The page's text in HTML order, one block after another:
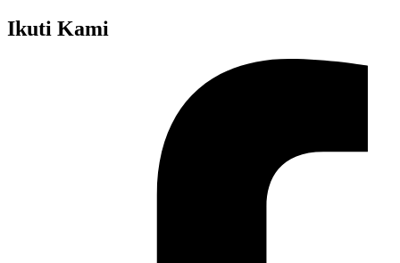
Ikuti Kami